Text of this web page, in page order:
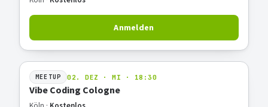
Anmelden
MEETUP 02. DEZ · MI · 18:30
Vibe Coding Cologne